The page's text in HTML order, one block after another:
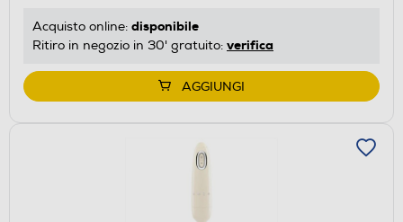
Acquisto online: disponibile
Ritiro in negozio in 30' gratuito: verifica
AGGIUNGI